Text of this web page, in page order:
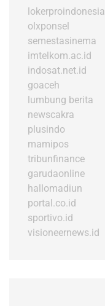
lokerproindonesia
olxponsel
semestasinema
imtelkom.ac.id
indosat.net.id
goaceh
lumbung berita
newscakra
plusindo
mamipos
tribunfinance
garudaonline
hallomadiun
portal.co.id
sportivo.id
visioneernews.id